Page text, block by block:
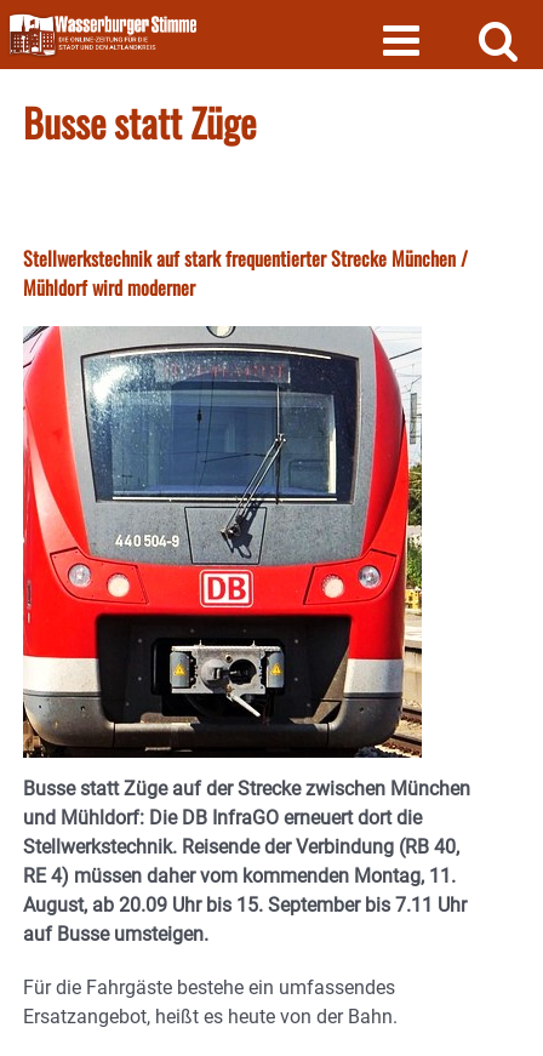
Skip
to
content
Busse statt Züge
Stellwerkstechnik auf stark frequentierter Strecke München /
Mühldorf wird moderner
Busse statt Züge auf der Strecke zwischen München
und Mühldorf: Die DB InfraGO erneuert dort die
Stellwerkstechnik. Reisende der Verbindung (RB 40,
RE 4) müssen daher vom kommenden Montag, 11.
August, ab 20.09 Uhr bis 15. September bis 7.11 Uhr
auf Busse umsteigen.
Für die Fahrgäste bestehe ein umfassendes
Ersatzangebot, heißt es heute von der Bahn.